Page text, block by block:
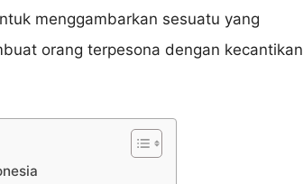
menggambarkan sesuatu yang
orang terpesona dengan kecantikan